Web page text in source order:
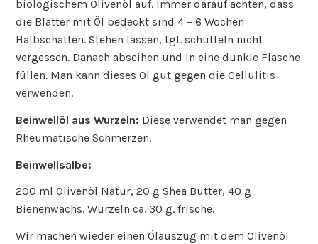
biologischem Olivenöl auf. Immer darauf achten, dass
die Blätter mit Öl bedeckt sind 4 – 6 Wochen
Halbschatten. Stehen lassen, tgl. schütteln nicht
vergessen. Danach abseihen und in eine dunkle Flasche
füllen. Man kann dieses Öl gut gegen die Cellulitis
verwenden.
Beinwellöl aus Wurzeln: Diese verwendet man gegen
Rheumatische Schmerzen.
Beinwellsalbe:
200 ml Olivenöl Natur, 20 g Shea Butter, 40 g
Bienenwachs. Wurzeln ca. 30 g. frische.
Wir machen wieder einen Ölauszug mit dem Olivenöl